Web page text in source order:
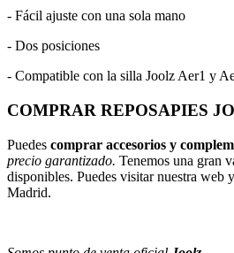
- Fácil ajuste con una sola mano
- Dos posiciones
- Compatible con la silla Joolz Aer1 y
COMPRAR REPOSAPIES
Puedes comprar accesorios y
precio garantizado. Tenemos una gran
disponibles. Puedes visitar nuestra web
Madrid.